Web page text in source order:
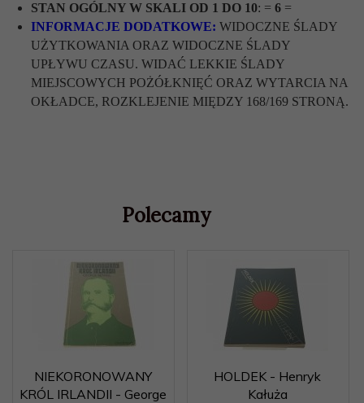
STAN OGÓLNY W SKALI OD 1 DO 10: = 6 =
INFORMACJE DODATKOWE: WIDOCZNE ŚLADY
UŻYTKOWANIA ORAZ WIDOCZNE ŚLADY
UPŁYWU CZASU. WIDAĆ LEKKIE ŚLADY
MIEJSCOWYCH POŻÓŁKNIĘĆ ORAZ WYTARCIA NA
OKŁADCE, ROZKLEJENIE MIĘDZY 168/169 STRONĄ.
Polecamy
NIEKORONOWANY
KRÓL IRLANDII - George
HOLDEK - Henryk
Kałuża